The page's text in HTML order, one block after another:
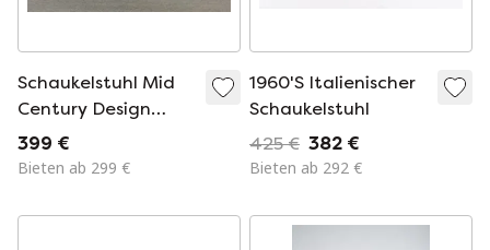
Schaukelstuhl Mid
Century Design
Skandinavisch Stuhl
Rocking Chair
Retro
399 €
Bieten ab 299 €
1960'S Italienischer
Schaukelstuhl
425 € 382 €
Bieten ab 292 €